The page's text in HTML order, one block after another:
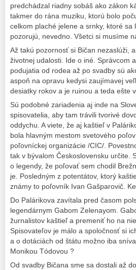
predchádzal riadny sobáš ako zákon
takmer do rána muziku, ktorú bolo
celkom plaché jelene a srnky, ktoré
pozorujú, nevedno. Všetci si musíme
Až takú pozornosť si Bičan nezaslúži,
životnej udalosti. Ide o iné. Správcom
podujatia od rodea až po svadby sú
aspoň na opravu kedysi zaujímavej
desiatky rokov a je ruinou a teda ešte
Sú podobné zariadenia aj inde na
spisovatelia, aby tam trávili tvorivé
oddychu. A viete, že aj kaštieľ v
bola hlavným mestom svetového
poľovníckej organizácie /CIC/.
tak v bývalom Československu určite.
o legendy, že poľovať sem chodil
je. Posledným z potentátov, ktorý
známy to poľovník Ivan Gašparovič.
Do Palárikova zavítala pred časom
legendárnym Gabom Zelenayom.
žurnalistov kaštieľ a premeniť ho na
Spisovateľov je málo a spoločnosť si
a o dotáciách od štátu možno iba
Monikou Tódovou ?
Od svadby Bičana sme sa dostali až